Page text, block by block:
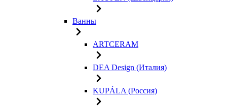
Ванны
ARTCERAM
DEA Design (Италия)
KUPÁLA (Россия)